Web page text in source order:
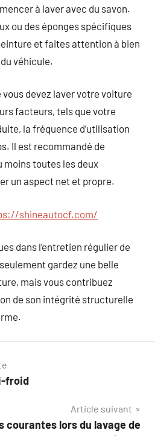
à laver avec du savon.
ou des éponges spécifiques
et faites attention à bien
véhicule.
devez laver votre voiture
facteurs, tels que votre
la fréquence d’utilisation
Il est recommandé de
moins toutes les deux
un aspect net et propre.
shineautocf.com/
dans l’entretien régulier de
gardez une belle
mais vous contribuez
de son intégrité structurelle
froid
Article suivant
courantes lors du lavage de